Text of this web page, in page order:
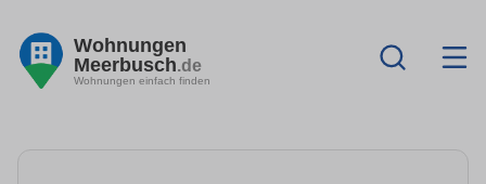
Wohnungen
Meerbusch.de
Wohnungen einfach finden